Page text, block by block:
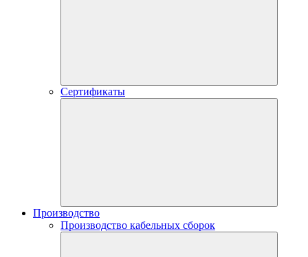
Сертификаты
Производство
Производство кабельных сборок